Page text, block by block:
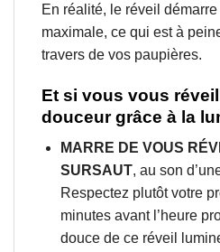
En réalité, le réveil
maximale, ce qui est à
travers de vos paupières.
Et si vous vous
douceur grâce à la
MARRE DE VOUS
SURSAUT, au son
Respectez plutôt votre
minutes avant l’heure
douce de ce réveil